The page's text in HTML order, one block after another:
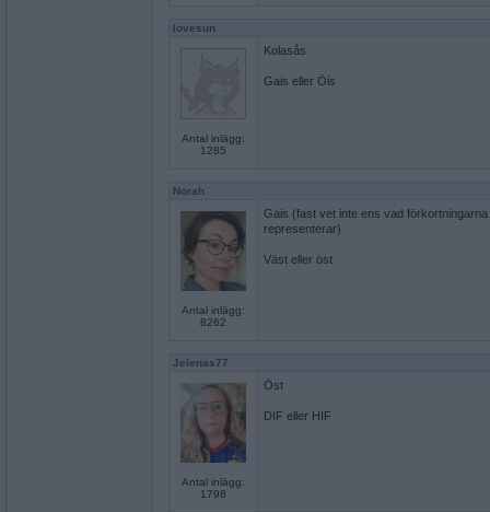
lovesun
Antal inlägg:
1285
Kolasås
Gais eller Öis
Norah
Antal inlägg:
8262
Gais (fast vet inte ens vad
representerar)
Väst eller öst
Jelenas77
Antal inlägg:
1798
Öst
DIF eller HIF